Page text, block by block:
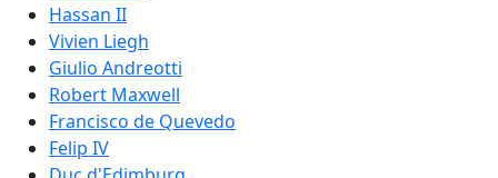
Hassan II
Vivien Liegh
Giulio Andreotti
Robert Maxwell
Francisco de Quevedo
Felip IV